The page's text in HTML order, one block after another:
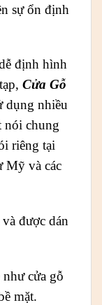
sự ổn định
định hình
Cửa Gỗ
dụng nhiều
nói chung
riêng tại
Mỹ và các
được dán
cửa gỗ
mặt.